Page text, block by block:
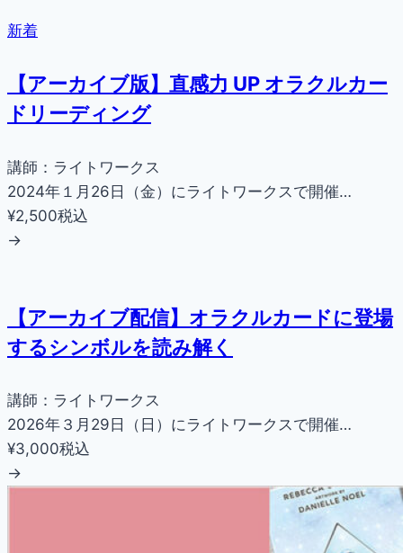
新着
【アーカイブ版】直感力 UP オラクルカー
ドリーディング
講師：ライトワークス
2024年１月26日（金）にライトワークスで開催…
¥2,500税込
→
【アーカイブ配信】オラクルカードに登場
するシンボルを読み解く
講師：ライトワークス
2026年３月29日（日）にライトワークスで開催…
¥3,000税込
→